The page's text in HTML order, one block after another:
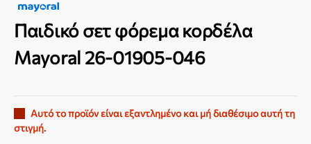
Παιδικό σετ φόρεμα κορδέλα
Mayoral 26-01905-046
Αυτό το προϊόν είναι εξαντλημένο και μή διαθέσιμο αυτή τη
στιγμή.